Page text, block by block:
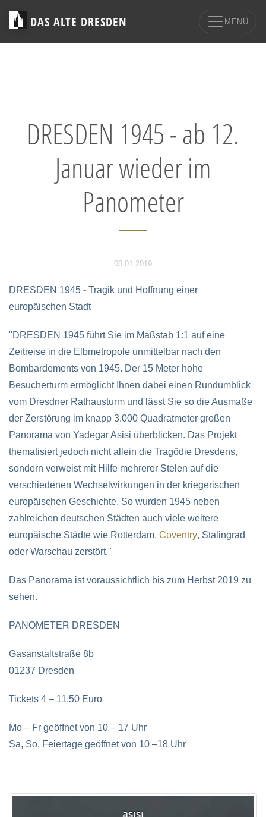
DAS ALTE DRESDEN MENÜ
DRESDEN 1945 - ab 12.
Januar wieder im
Panometer
06.01.2019
DRESDEN 1945 - Tragik und Hoffnung einer
europäischen Stadt
"DRESDEN 1945 führt Sie im Maßstab 1:1 auf eine
Zeitreise in die Elbmetropole unmittelbar nach den
Bombardements von 1945. Der 15 Meter hohe
Besucherturm ermöglicht Ihnen dabei einen Rundumblick
vom Dresdner Rathausturm und lässt Sie so die Ausmaße
der Zerstörung im knapp 3.000 Quadratmeter großen
Panorama von Yadegar Asisi überblicken. Das Projekt
thematisiert jedoch nicht allein die Tragödie Dresdens,
sondern verweist mit Hilfe mehrerer Stelen auf die
verschiedenen Wechselwirkungen in der kriegerischen
europäischen Geschichte. So wurden 1945 neben
zahlreichen deutschen Städten auch viele weitere
europäische Städte wie Rotterdam, Coventry, Stalingrad
oder Warschau zerstört."
Das Panorama ist voraussichtlich bis zum Herbst 2019 zu
sehen.
PANOMETER DRESDEN
Gasanstaltstraße 8b
01237 Dresden
Tickets 4 – 11,50 Euro
Mo – Fr geöffnet von 10 – 17 Uhr
Sa, So, Feiertage geöffnet von 10 –18 Uhr